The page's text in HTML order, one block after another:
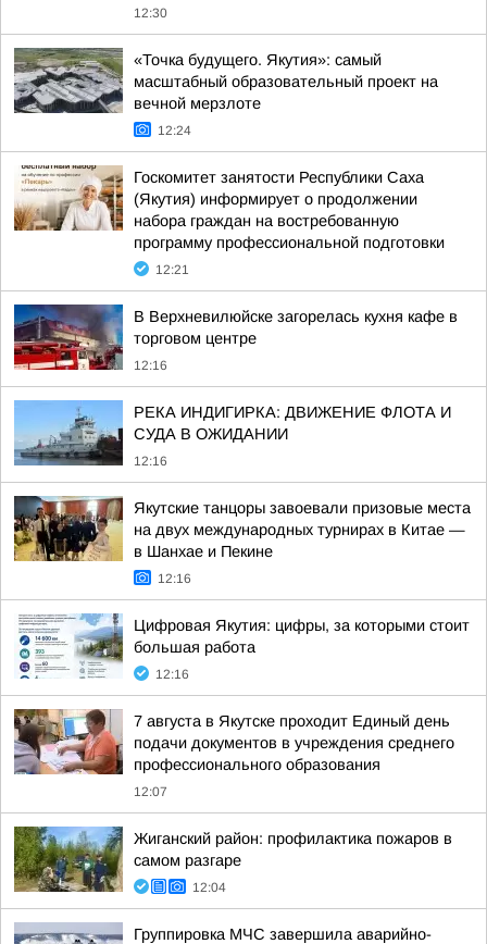
12:30
«Точка будущего. Якутия»: самый
масштабный образовательный проект на
вечной мерзлоте
12:24
Госкомитет занятости Республики Саха
(Якутия) информирует о продолжении
набора граждан на востребованную
программу профессиональной подготовки
12:21
В Верхневилюйске загорелась кухня кафе в
торговом центре
12:16
РЕКА ИНДИГИРКА: ДВИЖЕНИЕ ФЛОТА И
СУДА В ОЖИДАНИИ
12:16
Якутские танцоры завоевали призовые места
на двух международных турнирах в Китае —
в Шанхае и Пекине
12:16
Цифровая Якутия: цифры, за которыми стоит
большая работа
12:16
7 августа в Якутске проходит Единый день
подачи документов в учреждения среднего
профессионального образования
12:07
Жиганский район: профилактика пожаров в
самом разгаре
12:04
Группировка МЧС завершила аварийно-